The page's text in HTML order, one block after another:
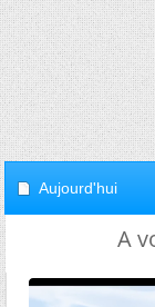
Aujourd'hui
A